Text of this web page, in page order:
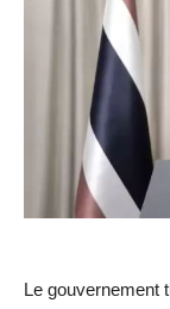
Le gouvernement